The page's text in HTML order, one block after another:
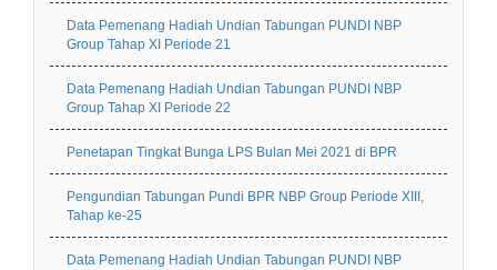
Data Pemenang Hadiah Undian Tabungan PUNDI NBP
Group Tahap XI Periode 21
Data Pemenang Hadiah Undian Tabungan PUNDI NBP
Group Tahap XI Periode 22
Penetapan Tingkat Bunga LPS Bulan Mei 2021 di BPR
Pengundian Tabungan Pundi BPR NBP Group Periode XIII,
Tahap ke-25
Data Pemenang Hadiah Undian Tabungan PUNDI NBP